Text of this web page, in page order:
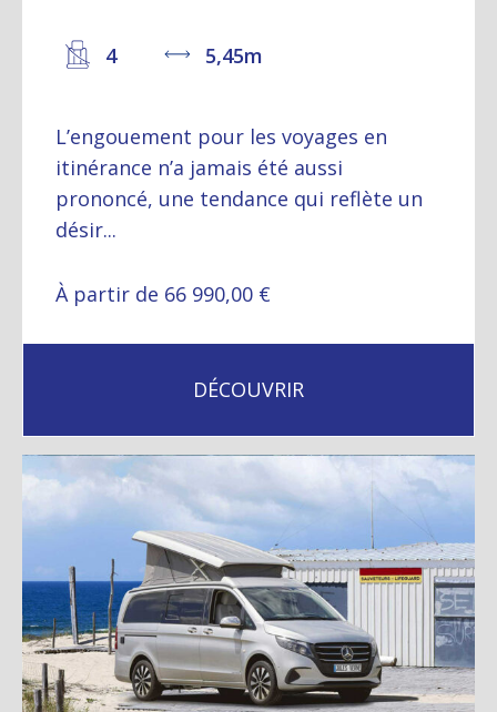
4 5,45m
L’engouement pour les voyages en
itinérance n’a jamais été aussi
prononcé, une tendance qui reflète un
désir...
À partir de 66 990,00 €
DÉCOUVRIR